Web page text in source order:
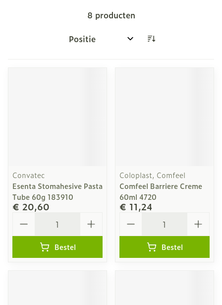
8 producten
Sorteer op:
Convatec
Esenta Stomahesive Pasta
Tube 60g 183910
€ 20,60
Bestel
Coloplast, Comfeel
Comfeel Barriere Creme
60ml 4720
€ 11,24
Bestel